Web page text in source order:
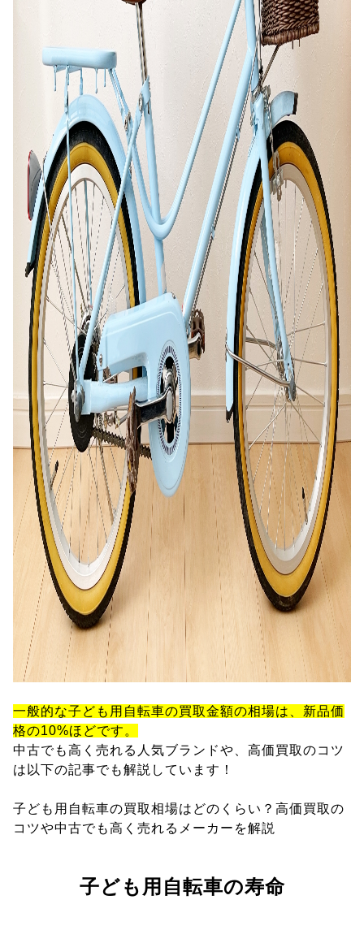
一般的な子ども用自転車の買取金額の相場は、新品価
格の10%ほどです。
中古でも高く売れる人気ブランドや、高価買取のコツ
は以下の記事でも解説しています！
子ども用自転車の買取相場はどのくらい？高価買取の
コツや中古でも高く売れるメーカーを解説
子ども用自転車の寿命